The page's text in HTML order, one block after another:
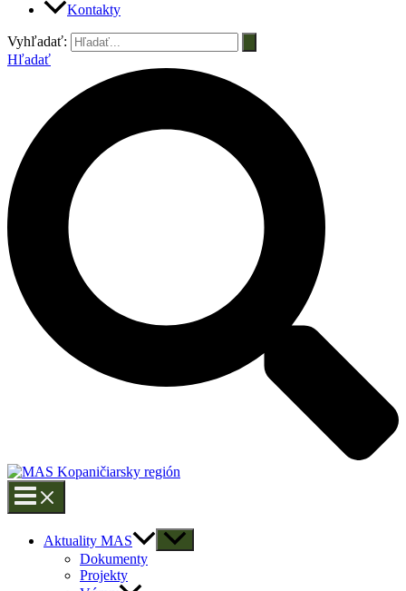
Kontakty
Vyhľadať:
Hľadať
Aktuality MAS
Dokumenty
Projekty